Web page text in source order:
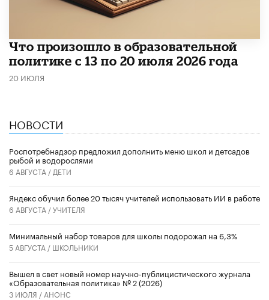
Что произошло в образовательной
политике с 13 по 20 июля 2026 года
20 ИЮЛЯ
НОВОСТИ
Роспотребнадзор предложил дополнить меню школ и детсадов
рыбой и водорослями
6 АВГУСТА / ДЕТИ
​Яндекс обучил более 20 тысяч учителей использовать ИИ в работе
6 АВГУСТА /УЧИТЕЛЯ
Минимальный набор товаров для школы подорожал на 6,3%
5 АВГУСТА / ШКОЛЬНИКИ
Вышел в свет новый номер научно-публицистического журнала
«Образовательная политика» № 2 (2026)
3 ИЮЛЯ / АНОНС